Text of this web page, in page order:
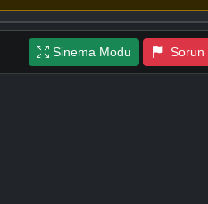
Sinema Modu Sorun